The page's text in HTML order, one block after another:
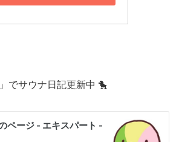
でサウナ日記更新中 🐤